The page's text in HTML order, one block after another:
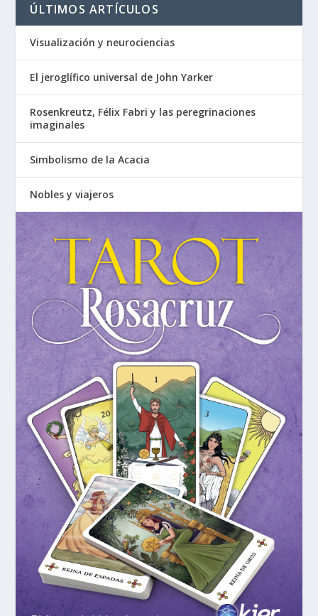
ÚLTIMOS ARTÍCULOS
Visualización y neurociencias
El jeroglífico universal de John Yarker
Rosenkreutz, Félix Fabri y las peregrinaciones
imaginales
Simbolismo de la Acacia
Nobles y viajeros